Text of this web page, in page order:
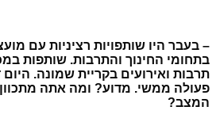
– בעבר היו שותפויות רציניות עם
בתחומי החינוך והתרבות. שותפות
תרבות ואירועים בקריית שמונה.
פעולה ממשי. מדוע? ומה אתה
המצב?